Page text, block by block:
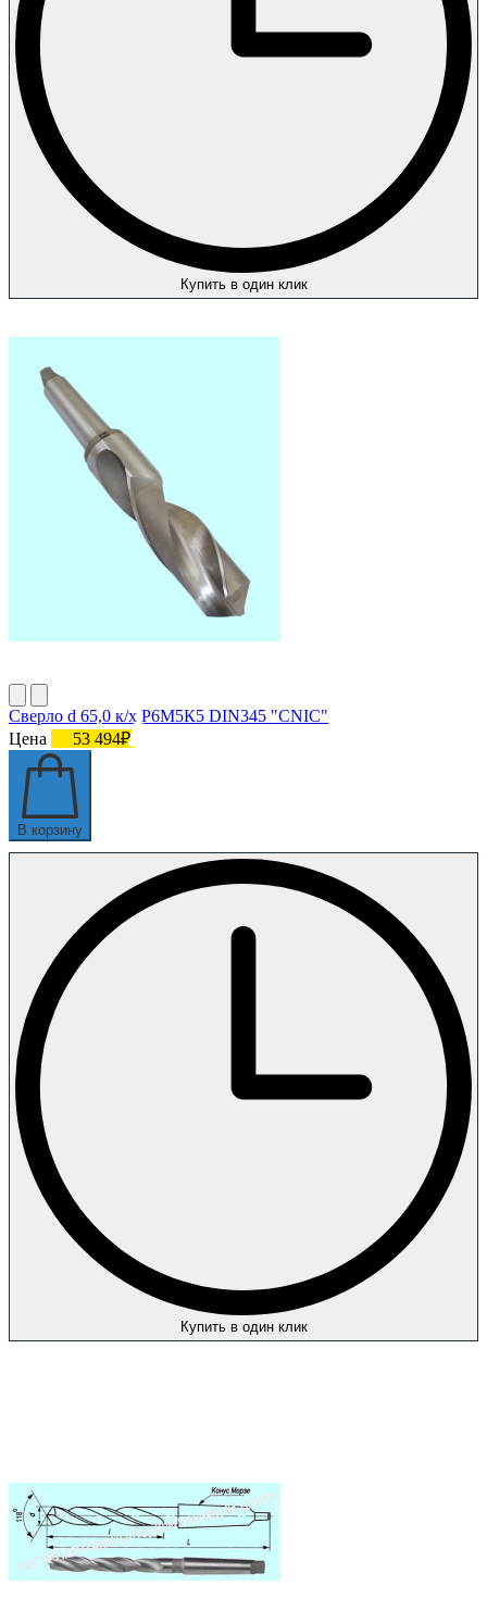
Купить в один клик
Сверло d 65,0 к/х Р6М5К5 DIN345 "CNIC"
Цена
53 494₽
В корзину
Купить в один клик